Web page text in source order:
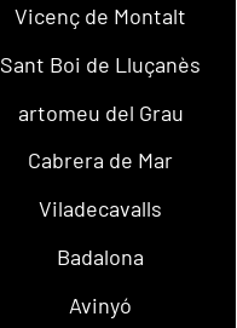
Vicenç de Montalt
Sant Boi de Lluçanès
artomeu del Grau
Cabrera de Mar
Viladecavalls
Badalona
Avinyó